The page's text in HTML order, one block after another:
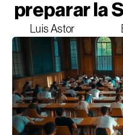
preparar la
Luis Astor